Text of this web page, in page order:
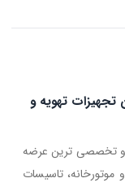
تهویه و
به‌عنوان اولین و تخصصی ترین عرضه
موتورخانه، تاسیسات